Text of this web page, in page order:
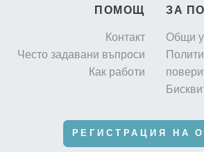
ПОМОЩ
Контакт
Често задавани въпроси
Как работи
ЗА
Общи
РЕГИСТРАЦИЯ НА